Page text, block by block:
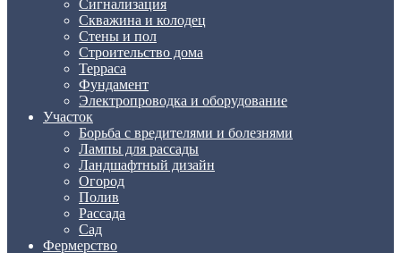
Сигнализация
Скважина и колодец
Стены и пол
Строительство дома
Терраса
Фундамент
Электропроводка и оборудование
Участок
Борьба с вредителями и болезнями
Лампы для рассады
Ландшафтный дизайн
Огород
Полив
Рассада
Сад
Фермерство